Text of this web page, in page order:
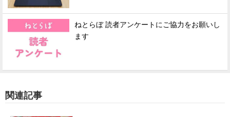
ねとらぼ 読者アンケートにご協力をお願いし
ます
関連記事